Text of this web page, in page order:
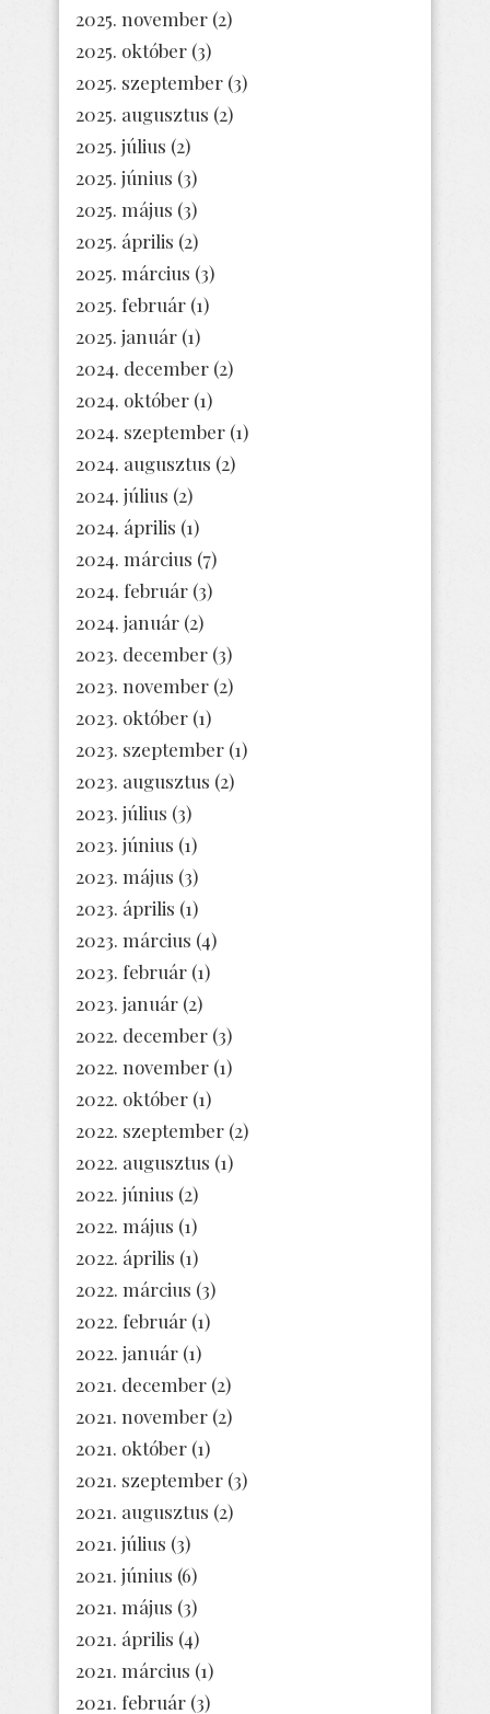
2025. november (2)
2025. október (3)
2025. szeptember (3)
2025. augusztus (2)
2025. július (2)
2025. június (3)
2025. május (3)
2025. április (2)
2025. március (3)
2025. február (1)
2025. január (1)
2024. december (2)
2024. október (1)
2024. szeptember (1)
2024. augusztus (2)
2024. július (2)
2024. április (1)
2024. március (7)
2024. február (3)
2024. január (2)
2023. december (3)
2023. november (2)
2023. október (1)
2023. szeptember (1)
2023. augusztus (2)
2023. július (3)
2023. június (1)
2023. május (3)
2023. április (1)
2023. március (4)
2023. február (1)
2023. január (2)
2022. december (3)
2022. november (1)
2022. október (1)
2022. szeptember (2)
2022. augusztus (1)
2022. június (2)
2022. május (1)
2022. április (1)
2022. március (3)
2022. február (1)
2022. január (1)
2021. december (2)
2021. november (2)
2021. október (1)
2021. szeptember (3)
2021. augusztus (2)
2021. július (3)
2021. június (6)
2021. május (3)
2021. április (4)
2021. március (1)
2021. február (3)